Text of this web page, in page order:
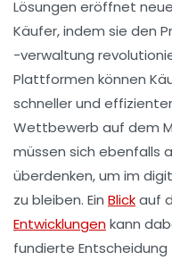
Lösungen eröffnet
Käufer, indem sie den
-verwaltung
Plattformen können
schneller und
Wettbewerb auf dem
müssen sich ebenfalls
überdenken, um im
zu bleiben. Ein Blickauf
Entwicklungenkann
fundierte